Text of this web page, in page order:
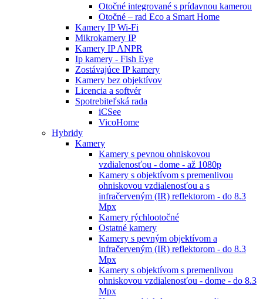
Otočné integrované s prídavnou kamerou
Otočné – rad Eco a Smart Home
Kamery IP Wi-Fi
Mikrokamery IP
Kamery IP ANPR
Ip kamery - Fish Eye
Zostávajúce IP kamery
Kamery bez objektívov
Licencia a softvér
Spotrebiteľská rada
iCSee
VicoHome
Hybridy
Kamery
Kamery s pevnou ohniskovou
vzdialenosťou - dome - až 1080p
Kamery s objektívom s premenlivou
ohniskovou vzdialenosťou a s
infračerveným (IR) reflektorom - do 8.3
Mpx
Kamery rýchlootočné
Ostatné kamery
Kamery s pevným objektívom a
infračerveným (IR) reflektorom - do 8.3
Mpx
Kamery s objektívom s premenlivou
ohniskovou vzdialenosťou - dome - do 8.3
Mpx